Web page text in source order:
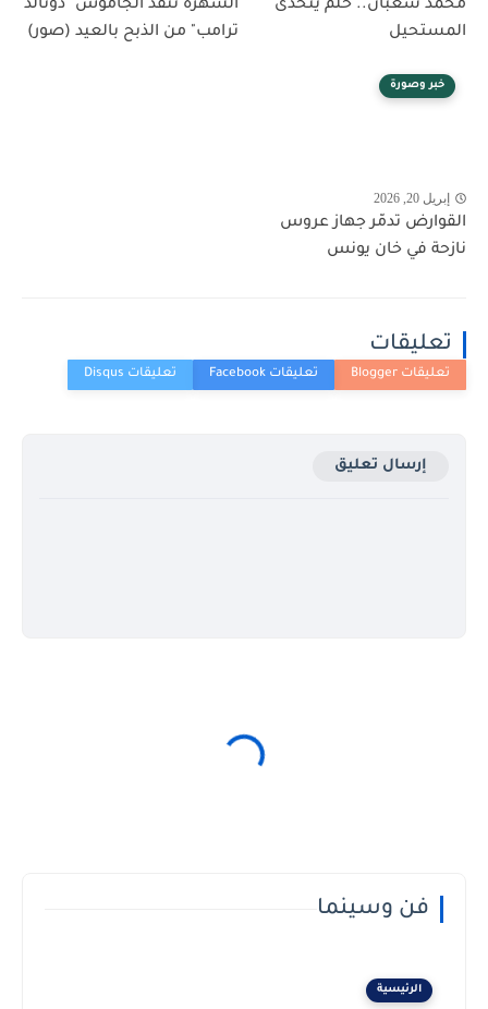
محمد شعبان.. حلم يتحدى
المستحيل
الشهرة تنقذ الجاموس "دونالد
ترامب" من الذبح بالعيد (صور)
خبر وصورة
إبريل 20, 2026
القوارض تدمّر جهاز عروس
نازحة في خان يونس
تعليقات
إرسال تعليق
فن وسينما
الرئيسية